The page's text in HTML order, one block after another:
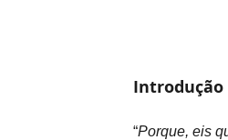
Introdução
“Porque, eis